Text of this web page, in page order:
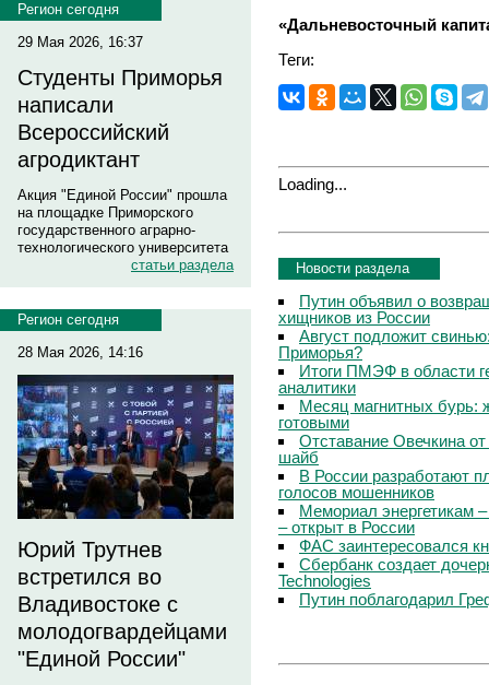
Регион сегодня
29 Мая 2026, 16:37
Студенты Приморья
написали
Всероссийский
агродиктант
Акция "Единой России" прошла
на площадке Приморского
государственного аграрно-
технологического университета
статьи раздела
Регион сегодня
28 Мая 2026, 14:16
Юрий Трутнев
встретился во
Владивостоке с
молодогвардейцами
"Единой России"
«Дальневосточный
Теги:
Loading...
Новости раздела
Путин объявил о
хищников из России
Август подложит
Приморья?
Итоги ПМЭФ в области
аналитики
Месяц магнитных бурь:
готовыми
Отставание Овечкина
шайб
В России разработают
голосов мошенников
Мемориал энергетикам
– открыт в России
ФАС заинтересовался
Сбербанк создает
Technologies
Путин поблагодарил